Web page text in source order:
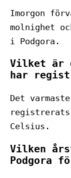
Imorgon
molnighet
i Podgora.
Vilket är
har
Det
Celsius.
Vilken
Podgora